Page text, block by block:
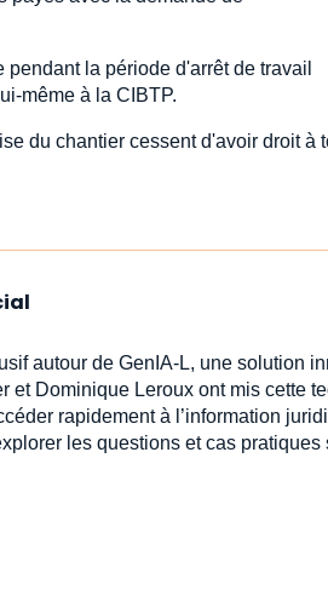
la période d'arrêt de travail
même à la CIBTP.
du chantier cessent d'avoir droit à
autour de GenIA‑L, une solution
Dominique Leroux ont mis cette
rapidement à l’information
les questions et cas